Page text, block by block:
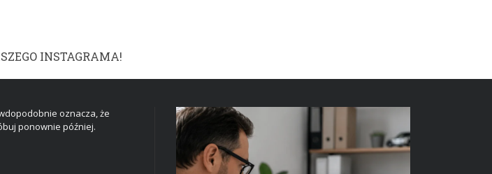
INSTAGRAMA!
oznacza, że
ponownie później.